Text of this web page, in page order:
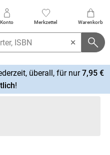
Konto Merkzettel Warenkorb
überall, für nur7,95 €
!